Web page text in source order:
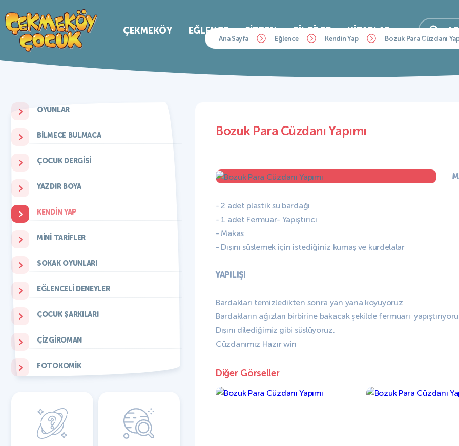
ÇEKMEKÖY EĞLENCE SIZDEN BILGILER KITAPLAR
Ana Sayfa Eğlence Kendin Yap Bozuk Para Cüzdanı
OYUNLAR
BILMECE BULMACA
ÇOCUK DERGISI
YAZDIR BOYA
KENDIN YAP
MINI TARIFLER
SOKAK OYUNLARI
EĞLENCELI DENEYLER
ÇOCUK ŞARKILARI
ÇIZGIROMAN
FOTOKOMIK
Bozuk Para Cüzdanı Yapımı
- 2 adet plastik su bardağı
- 1 adet Fermuar- Yapıştırıcı
- Makas
- Dışını süslemek için istediğiniz kumaş ve kurdelalar
YAPILIŞI
Bardakları temizledikten sonra yan yana koyuyoruz
Bardakların ağızları birbirine bakacak şekilde fermuarı
Dışını dilediğimiz gibi süslüyoruz.
Cüzdanımız Hazır win
Diğer Görseller